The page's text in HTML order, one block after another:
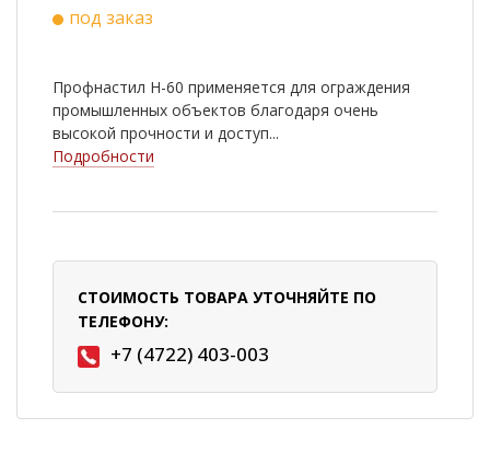
под заказ
Профнастил Н-60 применяется для ограждения
промышленных объектов благодаря очень
высокой прочности и доступ...
Подробности
СТОИМОСТЬ ТОВАРА УТОЧНЯЙТЕ ПО
ТЕЛЕФОНУ:
+7 (4722) 403-003